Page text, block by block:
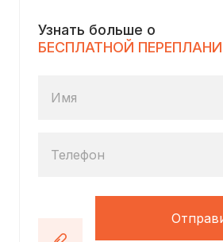
Узнать больше о
БЕСПЛАТНОЙ
Имя
Телефон